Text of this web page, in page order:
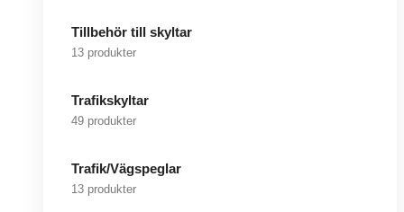
Tillbehör till skyltar
13 produkter
Trafikskyltar
49 produkter
Trafik/Vägspeglar
13 produkter